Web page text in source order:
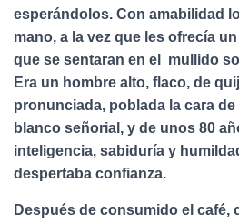
esperándolos. Con amabilidad
mano, a la vez que les ofrecía
que se sentaran en el mullido
Era un hombre alto, flaco, de
pronunciada, poblada la cara
blanco señorial, y de unos 80
inteligencia, sabiduría y
despertaba confianza.
Después de consumido el café,